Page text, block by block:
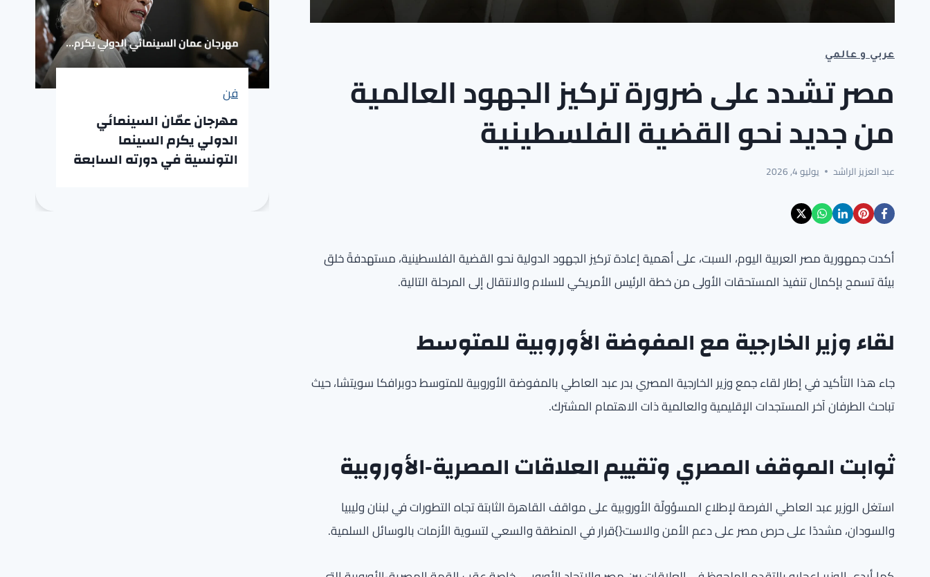
عربي و عالمي
مصر تشدد على ضرورة تركيز الجهود العالمية
من جديد نحو القضية الفلسطينية
عبد العزيز الراشد يوليو 4, 2026
أكدت جمهورية مصر العربية اليوم، السبت، على أهمية إعادة تركيز الجهود الدولية نحو القضية الفلسطينية، مستهدفةً خلق
بيئة تسمح بإكمال تنفيذ المستحقات الأولى من خطة الرئيس الأمريكي للسلام والانتقال إلى المرحلة التالية.
لقاء وزير الخارجية مع المفوضة الأوروبية للمتوسط
جاء هذا التأكيد في إطار لقاء جمع وزير الخارجية المصري بدر عبد العاطي بالمفوضة الأوروبية للمتوسط دوبرافكا سويتشا، حيث
تباحث الطرفان آخر المستجدات الإقليمية والعالمية ذات الاهتمام المشترك.
ثوابت الموقف المصري وتقييم العلاقات المصرية‑الأوروبية
استغل الوزير عبد العاطي الفرصة لإطلاع المسؤولّة الأوروبية على مواقف القاهرة الثابتة تجاه التطورات في لبنان وليبيا
والسودان، مشددًا على حرص مصر على دعم الأمن والاست{}قرار في المنطقة والسعي لتسوية الأزمات بالوسائل السلمية.
فن
مهرجان عمّان السينمائي
الدولي يكرم السينما
التونسية في دورته السابعة